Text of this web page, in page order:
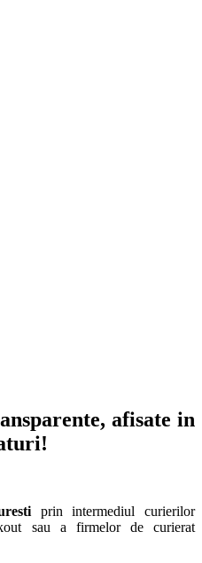
afisate in
prin intermediul curierilor
sau a firmelor de curierat